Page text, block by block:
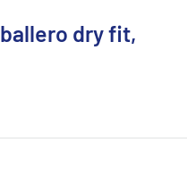
dry fit,